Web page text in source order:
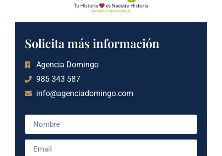
Solicita más información
Agencia Domingo
985 343 587
info@agenciadomingo.com